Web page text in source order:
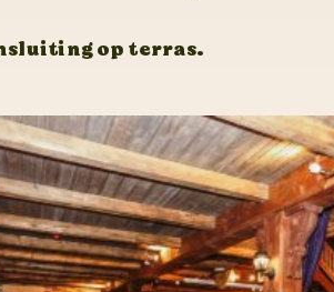
op terras.